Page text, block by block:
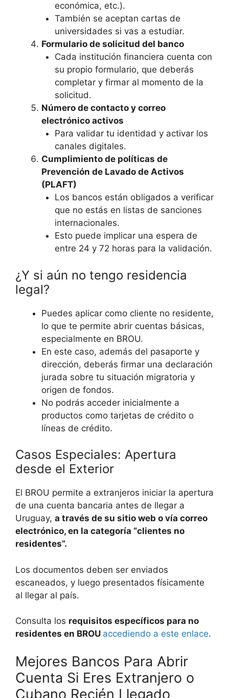
económica, etc.).
También se aceptan cartas de
universidades si vas a estudiar.
Formulario de solicitud del banco
Cada institución financiera cuenta con
su propio formulario, que deberás
completar y firmar al momento de la
solicitud.
Número de contacto y correo
electrónico activos
Para validar tu identidad y activar los
canales digitales.
Cumplimiento de políticas de
Prevención de Lavado de Activos
(PLAFT)
Los bancos están obligados a verificar
que no estás en listas de sanciones
internacionales.
Esto puede implicar una espera de
entre 24 y 72 horas para la validación.
¿Y si aún no tengo residencia
legal?
Puedes aplicar como cliente no residente,
lo que te permite abrir cuentas básicas,
especialmente en BROU.
En este caso, además del pasaporte y
dirección, deberás firmar una declaración
jurada sobre tu situación migratoria y
origen de fondos.
No podrás acceder inicialmente a
productos como tarjetas de crédito o
líneas de crédito.
Casos Especiales: Apertura
desde el Exterior
El BROU permite a extranjeros iniciar la apertura
de una cuenta bancaria antes de llegar a
Uruguay, a través de su sitio web o vía correo
electrónico, en la categoría “clientes no
residentes”.
Los documentos deben ser enviados
escaneados, y luego presentados físicamente
al llegar al país.
Consulta los requisitos específicos para no
residentes en BROU accediendo a este enlace.
Mejores Bancos Para Abrir
Cuenta Si Eres Extranjero o
Cubano Recién Llegado